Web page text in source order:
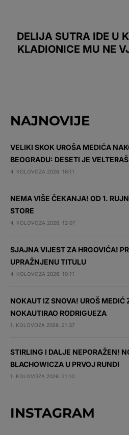
DELIJA SUTRA IDE U
KLADIONICE MU NE
NAJNOVIJE
VELIKI SKOK UROŠA MEDIĆA
BEOGRADU: DESETI JE
4. KOLOVOZA 2026. 16:11
NEMA VIŠE ČEKANJA! OD 1.
STORE
4. KOLOVOZA 2026. 12:07
SJAJNA VIJEST ZA HRGOVIĆA!
UPRAŽNJENU TITULU
4. KOLOVOZA 2026. 10:11
NOKAUT IZ SNOVA! UROŠ MEDIĆ
NOKAUTIRAO RODRIGUEZA
1. KOLOVOZA 2026. 21:37
STIRLING I DALJE NEPORAŽEN!
BLACHOWICZA U PRVOJ RUNDI
1. KOLOVOZA 2026. 21:10
INSTAGRAM